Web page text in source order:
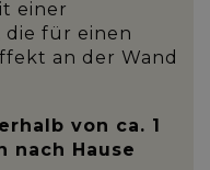
einer
für einen
an der Wand
von ca. 1
nach Hause